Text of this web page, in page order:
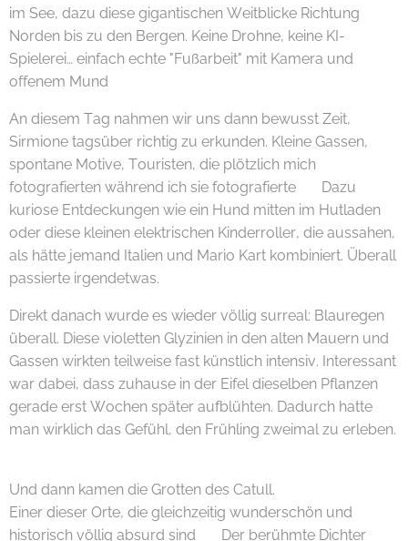
im See, dazu diese gigantischen Weitblicke Richtung
Norden bis zu den Bergen. Keine Drohne, keine KI-
Spielerei… einfach echte "Fußarbeit" mit Kamera und
offenem Mund 😄📸
An diesem Tag nahmen wir uns dann bewusst Zeit,
Sirmione tagsüber richtig zu erkunden. Kleine Gassen,
spontane Motive, Touristen, die plötzlich mich
fotografierten während ich sie fotografierte 😄 Dazu
kuriose Entdeckungen wie ein Hund mitten im Hutladen
oder diese kleinen elektrischen Kinderroller, die aussahen,
als hätte jemand Italien und Mario Kart kombiniert. Überall
passierte irgendetwas.
Direkt danach wurde es wieder völlig surreal: Blauregen
überall. Diese violetten Glyzinien in den alten Mauern und
Gassen wirkten teilweise fast künstlich intensiv. Interessant
war dabei, dass zuhause in der Eifel dieselben Pflanzen
gerade erst Wochen später aufblühten. Dadurch hatte
man wirklich das Gefühl, den Frühling zweimal zu erleben.
Und dann kamen die Grotten des Catull.
Einer dieser Orte, die gleichzeitig wunderschön und
historisch völlig absurd sind 😄 Der berühmte Dichter